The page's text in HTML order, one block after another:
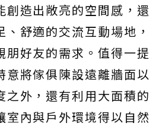
創造出敞亮的空間感，還
舒適的交流互動場地，
朋好友的需求。值得一提
意將傢俱陳設遠離牆面以
之外，還有利用大面積的
室內與戶外環境得以自然